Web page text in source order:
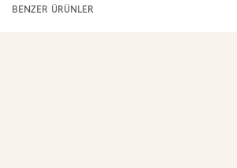
BENZER ÜRÜNLER